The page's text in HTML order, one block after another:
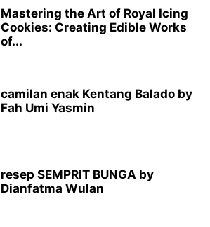
Mastering the Art of Royal Icing
Cookies: Creating Edible Works
of...
camilan enak Kentang Balado by
Fah Umi Yasmin
resep SEMPRIT BUNGA by
Dianfatma Wulan